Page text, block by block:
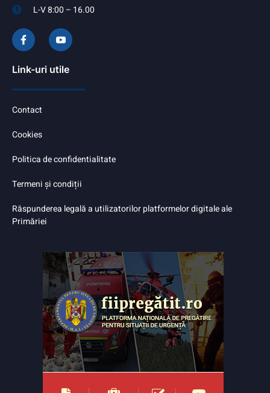
L-V 8:00 – 16.00
Link-uri utile
Contact
Cookies
Politica de confidentialitate
Termeni și condiții
Răspunderea legală a utilizatorilor platformelor digitale ale
Primăriei